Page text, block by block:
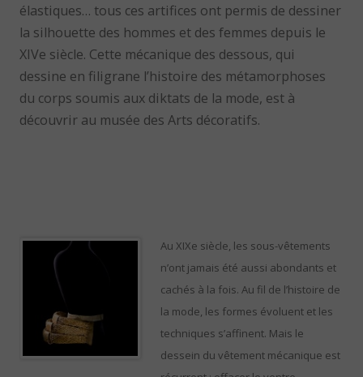
élastiques… tous ces artifices ont permis de dessiner
la silhouette des hommes et des femmes depuis le
XIVe siècle. Cette mécanique des dessous, qui
dessine en filigrane l’histoire des métamorphoses
du corps soumis aux diktats de la mode, est à
découvrir au musée des Arts décoratifs.
Au XIXe siècle, les sous-vêtements
n’ont jamais été aussi abondants et
cachés à la fois. Au fil de l’histoire de
la mode, les formes évoluent et les
techniques s’affinent. Mais le
dessein du vêtement mécanique est